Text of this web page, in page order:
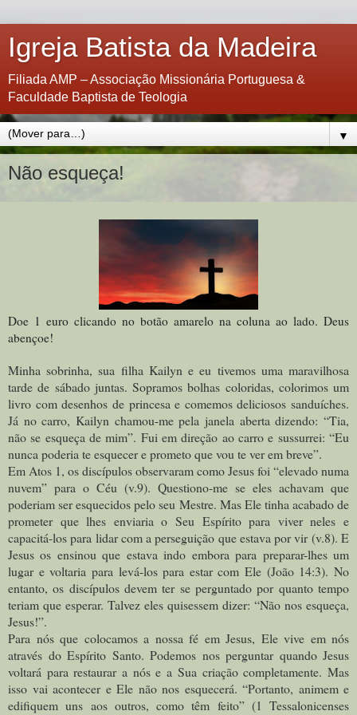
Igreja Batista da Madeira
Filiada AMP – Associação Missionária Portuguesa &
Faculdade Baptista de Teologia
▼
Não esqueça!
Doe 1 euro clicando no botão amarelo na coluna ao lado. Deus
abençoe!
Minha sobrinha, sua filha Kailyn e eu tivemos uma maravilhosa
tarde de sábado juntas. Sopramos bolhas coloridas, colorimos um
livro com desenhos de princesa e comemos deliciosos sanduíches.
Já no carro, Kailyn chamou-me pela janela aberta dizendo: “Tia,
não se esqueça de mim”. Fui em direção ao carro e sussurrei: “Eu
nunca poderia te esquecer e prometo que vou te ver em breve”.
Em Atos 1, os discípulos observaram como Jesus foi “elevado numa
nuvem” para o Céu (v.9). Questiono-me se eles achavam que
poderiam ser esquecidos pelo seu Mestre. Mas Ele tinha acabado de
prometer que lhes enviaria o Seu Espírito para viver neles e
capacitá-los para lidar com a perseguição que estava por vir (v.8). E
Jesus os ensinou que estava indo embora para preparar-lhes um
lugar e voltaria para levá-los para estar com Ele (João 14:3). No
entanto, os discípulos devem ter se perguntado por quanto tempo
teriam que esperar. Talvez eles quisessem dizer: “Não nos esqueça,
Jesus!”.
Para nós que colocamos a nossa fé em Jesus, Ele vive em nós
através do Espírito Santo. Podemos nos perguntar quando Jesus
voltará para restaurar a nós e a Sua criação completamente. Mas
isso vai acontecer e Ele não nos esquecerá. “Portanto, animem e
edifiquem uns aos outros, como têm feito” (1 Tessalonicenses